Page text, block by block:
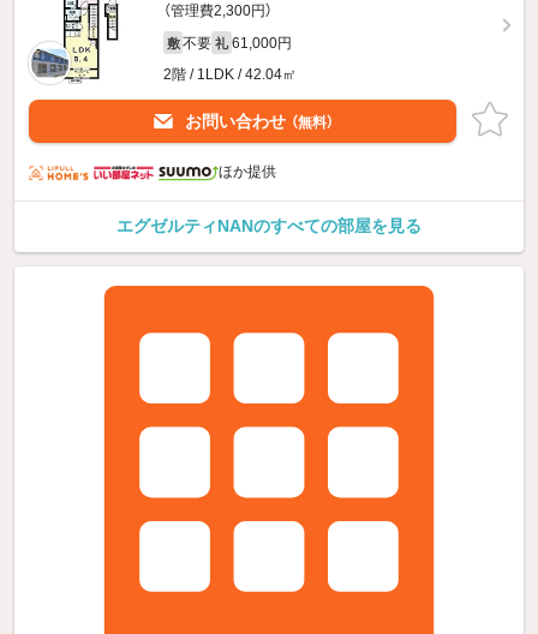
（管理費2,300円）
敷 不要 礼 61,000円
2階 / 1LDK / 42.04㎡
お問い合わせ （無料）
ほか提供
エグゼルティNANのすべての部屋を見る